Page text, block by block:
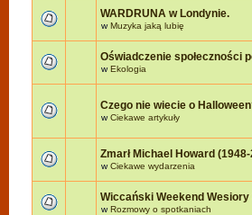
WARDRUNA w Londynie.
wMuzyka jaką lubię
Oświadczenie społeczności
wEkologia
Czego nie wiecie o
wCiekawe artykuły
Zmarł Michael Howard
wCiekawe wydarzenia
Wiccański Weekend Wesiory
wRozmowy o spotkaniach